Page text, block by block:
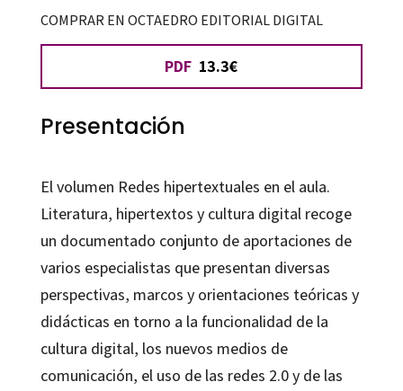
COMPRAR EN OCTAEDRO EDITORIAL DIGITAL
PDF 13.3€
Presentación
El volumen Redes hipertextuales en el aula.
Literatura, hipertextos y cultura digital recoge
un documentado conjunto de aportaciones de
varios especialistas que presentan diversas
perspectivas, marcos y orientaciones teóricas y
didácticas en torno a la funcionalidad de la
cultura digital, los nuevos medios de
comunicación, el uso de las redes 2.0 y de las